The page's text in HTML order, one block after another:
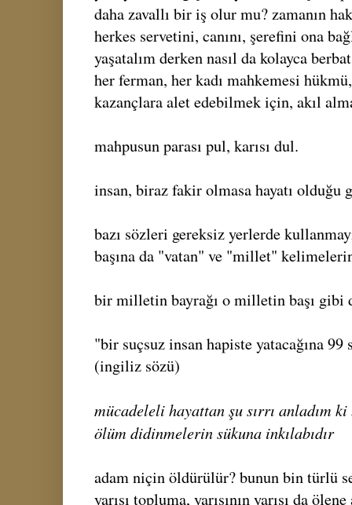
daha zavallı bir iş olur mu? zamanın
herkes servetini, canını, şerefini ona
yaşatalım derken nasıl da kolayca
her ferman, her kadı mahkemesi
kazançlara alet edebilmek için, akıl
mahpusun parası pul, karısı dul.
insan, biraz fakir olmasa hayatı olduğu
bazı sözleri gereksiz yerlerde
başına da "vatan" ve "millet"
bir milletin bayrağı o milletin başı gibi
"bir suçsuz insan hapiste yatacağına 99
(ingiliz sözü)
mücadeleli hayattan şu sırrı anladım ki
ölüm didinmelerin sükuna inkılabıdır
adam niçin öldürülür? bunun bin türlü
yarısı topluma, yarısının yarısı da